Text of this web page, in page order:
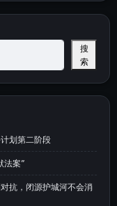
搜
索
划第二阶段
法案”
抗，闭源护城河不会消